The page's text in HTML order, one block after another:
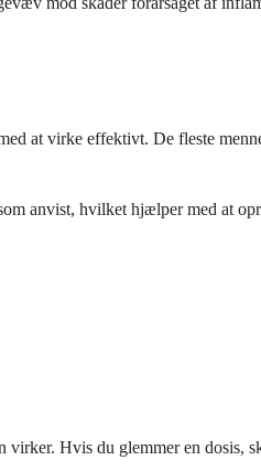
at virke effektivt. De fleste
anvist, hvilket hjælper med at
Hvis du glemmer en dosis,